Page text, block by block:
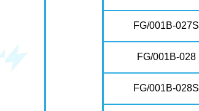
FG/001B-027S
FG/001B-028
FG/001B-028S